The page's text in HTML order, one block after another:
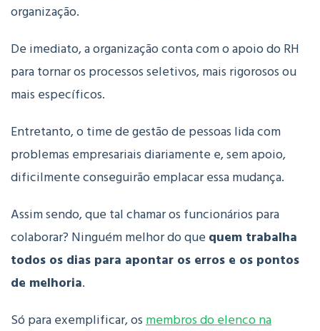
organização.
De imediato, a organização conta com o apoio do RH
para tornar os processos seletivos, mais rigorosos ou
mais específicos.
Entretanto, o time de gestão de pessoas lida com
problemas empresariais diariamente e, sem apoio,
dificilmente conseguirão emplacar essa mudança.
Assim sendo, que tal chamar os funcionários para
colaborar? Ninguém melhor do que quem trabalha
todos os dias para apontar os erros e os pontos
de melhoria.
Só para exemplificar, osmembros do elenco na